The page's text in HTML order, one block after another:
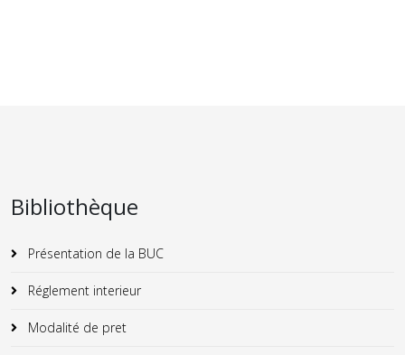
Bibliothèque
Présentation de la BUC
Réglement interieur
Modalité de pret